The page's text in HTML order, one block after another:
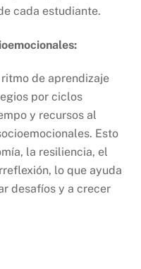
cada estudiante.
de aprendizaje
por ciclos
y recursos al
Esto
la resiliencia, el
lo que ayuda
desafíos y a crecer